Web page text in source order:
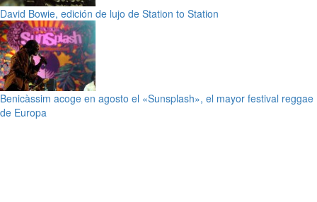
David Bowie, edición de lujo de Station to Station
Benicàssim acoge en agosto el «Sunsplash», el mayor festival reggae
de Europa